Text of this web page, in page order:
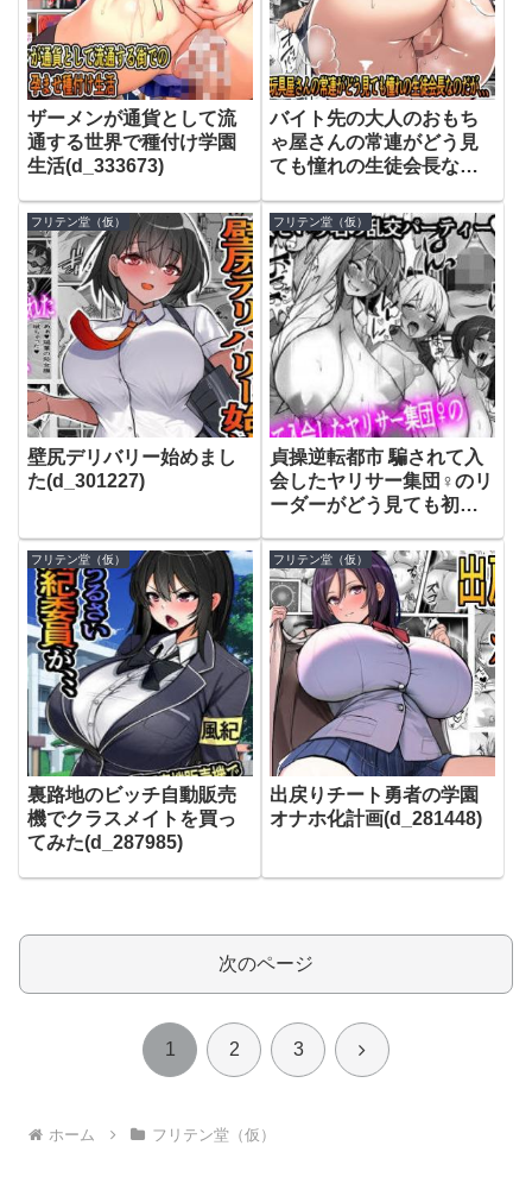
ザーメンが通貨として流
通する世界で種付け学園
生活(d_333673)
バイト先の大人のおもち
ゃ屋さんの常連がどう見
ても憧れの生徒会長なの
フリテン堂（仮）
壁尻デリバリー始めまし
た(d_301227)
フリテン堂（仮）
貞操逆転都市 騙されて入
会したヤリサー集団♀のリ
ーダーがどう見ても初恋
が、、、(d_293236)
フリテン堂（仮）
裏路地のビッチ自動販売
機でクラスメイトを買っ
てみた(d_287985)
フリテン堂（仮）
出戻りチート勇者の学園
オナホ化計画(d_281448)
次のページ
1 2 3 次
ホーム フリテン堂（仮）